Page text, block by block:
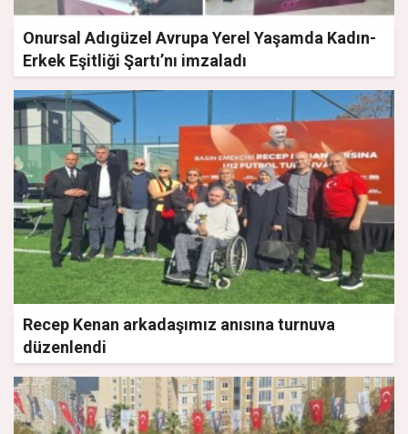
Onursal Adıgüzel Avrupa Yerel Yaşamda Kadın-
Erkek Eşitliği Şartı’nı imzaladı
Recep Kenan arkadaşımız anısına turnuva
düzenlendi